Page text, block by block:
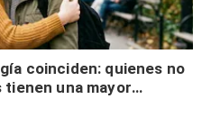
coinciden: quienes no
una mayor
físicos y no es por